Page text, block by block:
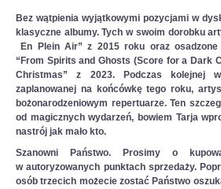
Bez wątpienia wyjątkowymi pozycjami w
klasyczne albumy. Tych w swoim dorobku
En Plein Air” z 2015 roku oraz
“From Spirits and Ghosts (Score for a Dark
Christmas” z 2023. Podczas kolejnej
zaplanowanej na końcówkę tego roku,
bożonarodzeniowym repertuarze. Ten
od magicznych wydarzeń, bowiem Tarja
nastrój jak mało kto.
Szanowni Państwo. Prosimy o
w autoryzowanych punktach sprzedaży.
osób trzecich możecie zostać Państwo